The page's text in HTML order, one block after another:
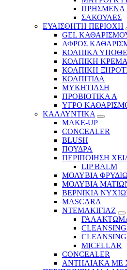
ΠΡΗΣΜΕΝΑ
ΣΑΚΟΥΛΕΣ
ΕΥΑΙΣΘΗΤΗ ΠΕΡΙΟΧΗ
GEL
ΑΦΡΟΣ
ΚΟΛΠΙΚΑ
ΚΟΛΠΙΚΗ ΚΡΕΜΑ
ΚΟΛΠΙΚΗ
ΚΟΛΠΙΤΙΔΑ
ΜΥΚΗΤΙΑΣΗ
ΠΡΟΒΙΟΤΙΚΑ Α
ΥΓΡΟ
ΚΑΛΛΥΝΤΙΚΑ
MAKE-UP
CONCEALER
BLUSH
ΠΟΥΔΡΑ
ΠΕΡΙΠΟΙΗΣΗ
LIP BALM
ΜΟΛΥΒΙΑ
ΜΟΛΥΒΙΑ
ΒΕΡΝΙΚΙΑ
MASCARA
ΝΤΕΜΑΚΙΓΙΑΖ
MICELLAR
CONCEALER
ΑΝΤΗΛΙΑΚΑ ΜΕ